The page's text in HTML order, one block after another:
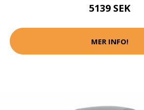
5139 SEK
MER INFO!